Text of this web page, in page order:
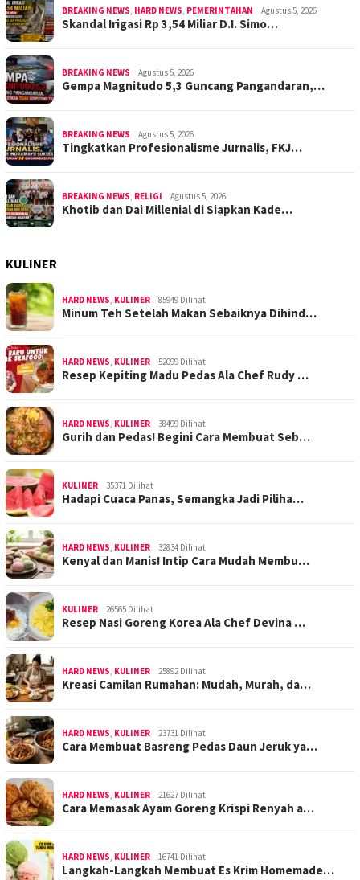
BREAKING NEWS, HARD NEWS, PEMERINTAHAN Agustus 5, 2026
Skandal Irigasi Rp 3,54 Miliar D.I. Simo…
BREAKING NEWS Agustus 5, 2026
Gempa Magnitudo 5,3 Guncang Pangandaran,…
BREAKING NEWS Agustus 5, 2026
Tingkatkan Profesionalisme Jurnalis, FKJ…
BREAKING NEWS, RELIGI Agustus 5, 2026
Khotib dan Dai Millenial di Siapkan Kade…
KULINER
HARD NEWS, KULINER 85949 Dilihat
Minum Teh Setelah Makan Sebaiknya Dihind…
HARD NEWS, KULINER 52099 Dilihat
Resep Kepiting Madu Pedas Ala Chef Rudy …
HARD NEWS, KULINER 38499 Dilihat
Gurih dan Pedas! Begini Cara Membuat Seb…
KULINER 35371 Dilihat
Hadapi Cuaca Panas, Semangka Jadi Piliha…
HARD NEWS, KULINER 32834 Dilihat
Kenyal dan Manis! Intip Cara Mudah Membu…
KULINER 26565 Dilihat
Resep Nasi Goreng Korea Ala Chef Devina …
HARD NEWS, KULINER 25892 Dilihat
Kreasi Camilan Rumahan: Mudah, Murah, da…
HARD NEWS, KULINER 23731 Dilihat
Cara Membuat Basreng Pedas Daun Jeruk ya…
HARD NEWS, KULINER 21627 Dilihat
Cara Memasak Ayam Goreng Krispi Renyah a…
HARD NEWS, KULINER 16741 Dilihat
Langkah-Langkah Membuat Es Krim Homemade…